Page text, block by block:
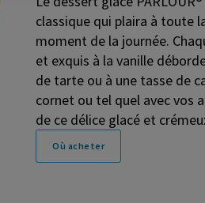
classique qui plaira à toute
moment de la journée.
et exquis à la vanille
de tarte ou à une tasse de
cornet ou tel quel avec vos
de ce délice glacé et
Où acheter